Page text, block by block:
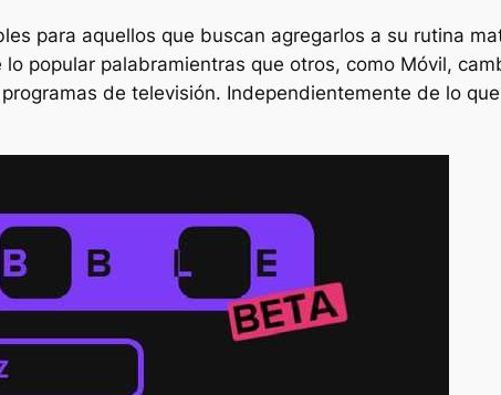
para aquellos que buscan agregarlos a su rutina
lo popular palabramientras que otros, como Móvil,
de televisión. Independientemente de lo